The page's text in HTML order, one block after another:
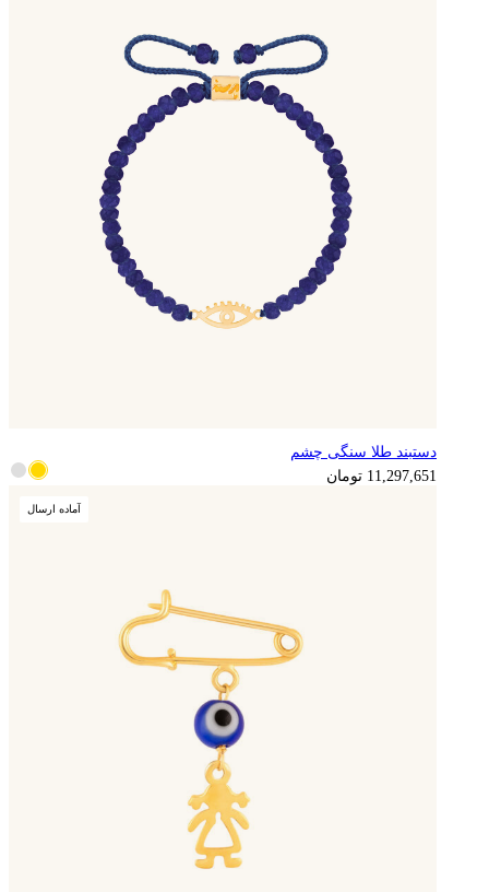
2,824,413 تومان
دستبند طلا سنگی چشم
11,297,651 تومان
آماده ارسال